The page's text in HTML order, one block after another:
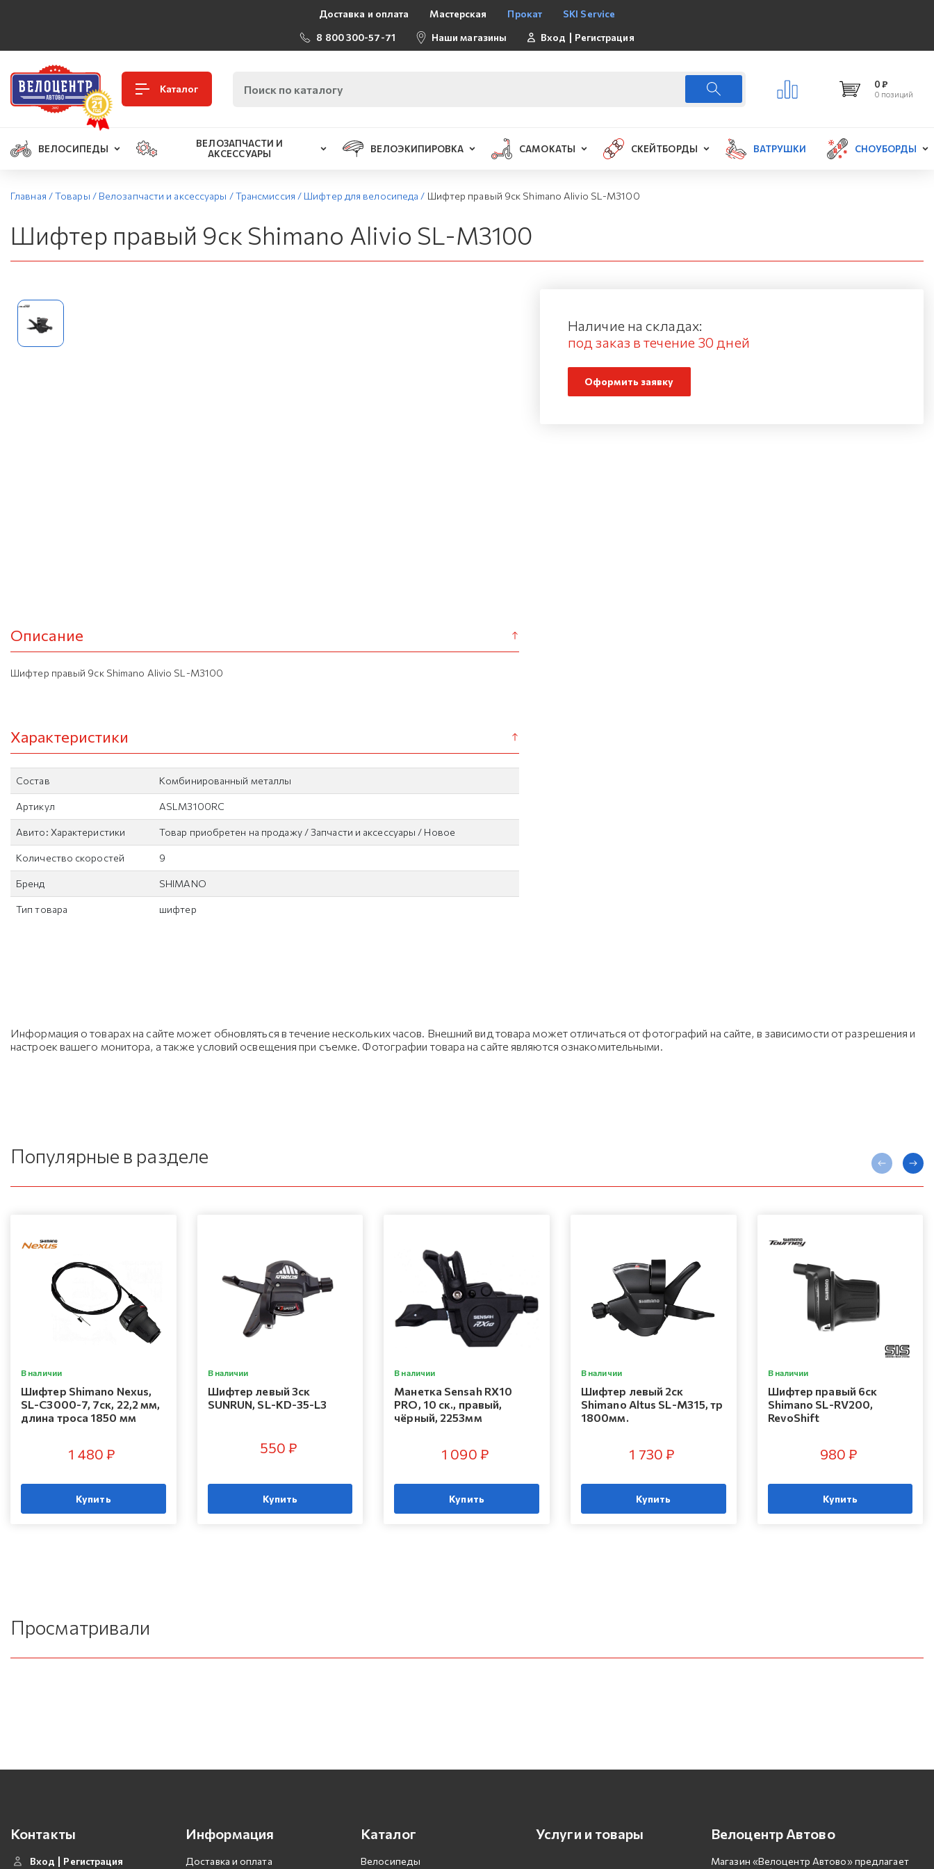
Доставка и оплата Мастерская Прокат
SKI Service
8 800 300-57-71
Наши магазины Вход Регистрация
Каталог 0 ₽
0 позиций
ВЕЛОСИПЕДЫ
ВЕЛОЗАПЧАСТИ И
АКСЕССУАРЫ
ВЕЛОЭКИПИРОВКА САМОКАТЫ СКЕЙТБОРДЫ ВАТРУШКИ СНОУБОРДЫ
Главная /Товары / Велозапчасти и аксессуары /Трансмиссия / Шифтер для велосипеда / Шифтер правый 9ск Shimano Alivio SL-M3100
Шифтер правый 9ск Shimano Alivio SL-M3100
Описание
Шифтер правый 9ск Shimano Alivio SL-M3100
Характеристики
Состав Комбинированный металлы
Артикул ASLM3100RC
Авито: Характеристики Товар приобретен на продажу / Запчасти и аксессуары / Новое
Количество скоростей 9
Бренд SHIMANO
Тип товара шифтер
Наличие на складах:
под заказ в течение 30 дней
Оформить заявку
Информация о товарах на сайте может обновляться в течение нескольких часов. Внешний вид товара может отличаться от фотографий на сайте, в зависимости от разрешения и
настроек вашего монитора, а также условий освещения при съемке. Фотографии товара на сайте являются ознакомительными.
Популярные в разделе
В наличии
Шифтер Shimano Nexus,
SL-C3000-7, 7ск, 22,2 мм,
длина троса 1850 мм
1 480 ₽
Купить
В наличии
Шифтер левый 3ск
SUNRUN, SL-KD-35-L3
550 ₽
Купить
В наличии
Манетка Sensah RX10
PRO, 10 ск., правый,
чёрный, 2253мм
1 090 ₽
Купить
В наличии
Шифтер левый 2ск
Shimano Altus SL-M315, тр
1800мм.
1 730 ₽
Купить
В наличии
Шифтер правый 6ск
Shimano SL-RV200,
RevoShift
980 ₽
Купить
Просматривали
Контакты
Вход Регистрация
Информация
Доставка и оплата
Каталог
Велосипеды
Услуги и товары Велоцентр Автово
Магазин «Велоцентр Автово» предлагает